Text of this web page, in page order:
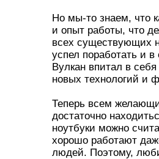
Но мы-то знаем, что
и опыт работы, что
всех существующих
успел поработать и
Вулкан впитал в
новых технологий и
Теперь всем
достаточно
ноутбуки можно
хорошо работают
людей. Поэтому,